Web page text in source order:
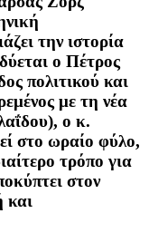
την ιστορία
ο Πέτρος
πολιτικού και
με τη νέα
ο κ.
στο ωραίο φύλο,
τρόπο για
στον
και